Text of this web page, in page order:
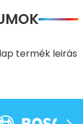
termék leirás